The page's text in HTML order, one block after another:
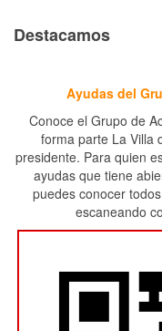
Destacamos
Ayudas del
Conoce el Grupo de
forma parte La Villa
presidente. Para quien
ayudas que tiene
puedes conocer
escaneando